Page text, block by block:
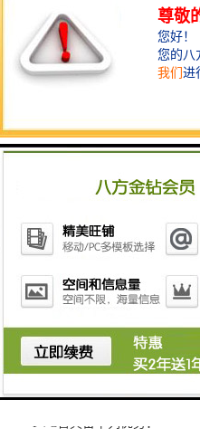
PVC管具备下列优势：